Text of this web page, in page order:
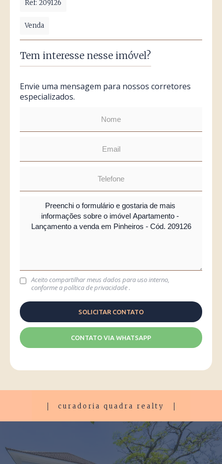
Ref: 209126
Venda
Tem interesse nesse imóvel?
Envie uma mensagem para nossos corretores
especializados.
Aceito compartilhar meus dados para uso interno,
conforme apolítica de privacidade.
CONTATO VIA WHATSAPP
curadoria quadra realty